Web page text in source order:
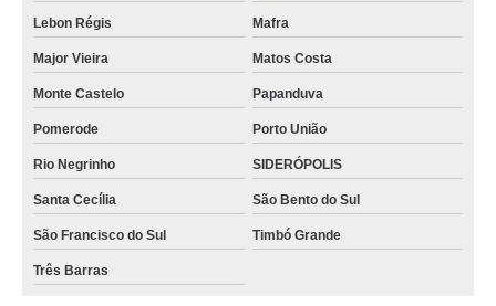
Lebon Régis Mafra
Major Vieira Matos Costa
Monte Castelo Papanduva
Pomerode Porto União
Rio Negrinho SIDERÓPOLIS
Santa Cecília São Bento do Sul
São Francisco do Sul Timbó Grande
Três Barras